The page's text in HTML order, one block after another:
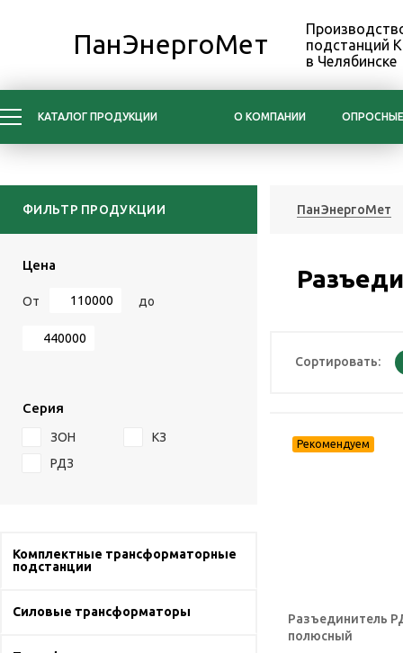
ПанЭнергоМет
подстанций
в Челябинске
КАТАЛОГ ПРОДУКЦИИ О КОМПАНИИ
ФИЛЬТР ПРОДУКЦИИ
Цена
От до
Серия
ЗОН
КЗ
РДЗ
Комплектные трансформаторные
подстанции
Силовые трансформаторы
ПанЭнергоМет
Сортировать:
Разъединитель
полюсный